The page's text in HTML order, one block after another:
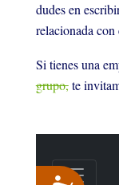
dudes en
relacionada con
Si tienes una
grupo,te